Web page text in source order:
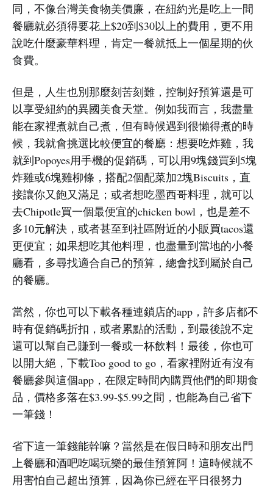
同，不像台灣美食物美價廉，在紐約光是吃上一間
餐廳就必須得要花上$20到$30以上的費用，更不用
說吃什麼豪華料理，肯定一餐就抵上一個星期的伙
食費。
但是，人生也別那麼刻苦刻難，控制好預算還是可
以享受紐約的異國美食天堂。例如我而言，我盡量
能在家裡煮就自己煮，但有時候遇到很懶得煮的時
候，我就會挑選比較便宜的餐廳：想要吃炸雞，我
就到Popoyes用手機的促銷碼，可以用9塊錢買到5塊
炸雞或6塊雞柳條，搭配2個配菜加2塊Biscuits，直
接讓你又飽又滿足；或者想吃墨西哥料理，就可以
去Chipotle買一個最便宜的chicken bowl，也是差不
多10元解決，或者甚至到社區附近的小販買tacos還
更便宜；如果想吃其他料理，也盡量到當地的小餐
廳看，多尋找適合自己的預算，總會找到屬於自己
的餐廳。
當然，你也可以下載各種連鎖店的app，許多店都不
時有促銷碼折扣，或者累點的活動，到最後說不定
還可以幫自己賺到一餐或一杯飲料！最後，你也可
以開大絕，下載Too good to go，看家裡附近有沒有
餐廳參與這個app，在限定時間內購買他們的即期食
品，價格多落在$3.99-$5.99之間，也能為自己省下
一筆錢！
省下這一筆錢能幹嘛？當然是在假日時和朋友出門
上餐廳和酒吧吃喝玩樂的最佳預算阿！這時候就不
用害怕自己超出預算，因為你已經在平日很努力